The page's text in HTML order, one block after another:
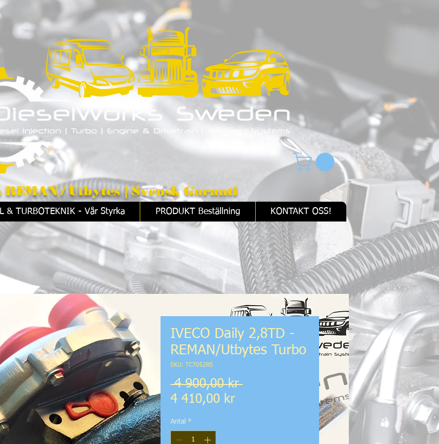
/ Utbytes | Svensk Garanti
& TURBOTEKNIK - Vår Styrka PRODUKT Beställning KONTAKT OSS!
IVECO Daily 2,8TD -
REMAN/Utbytes Turbo
SKU: TC7052RS
4 900,00 kr Ordinarie
4 410,00 krReapris
Antal *